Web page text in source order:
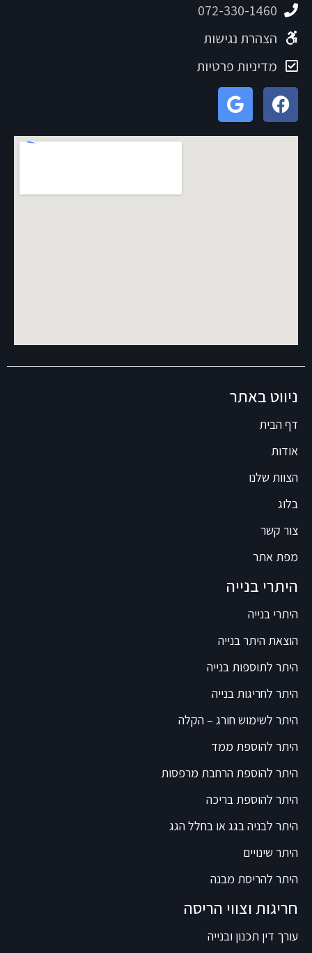
072-330-1460
הצהרת נגישות
מדיניות פרטיות
ניווט באתר
דף הבית
אודות
הצוות שלנו
בלוג
צור קשר
מפת אתר
היתרי בנייה
היתרי בנייה
הוצאת היתר בנייה
היתר לתוספות בנייה
היתר לחריגות בנייה
היתר לשימוש חורג – הקלה
היתר להוספת ממד
היתר להוספת הרחבת מרפסות
היתר להוספת בריכה
היתר לבניה בגג או בחלל הגג
היתר שינויים
היתר להריסת מבנה
חריגות וצווי הריסה
עורך דין תכנון ובנייה